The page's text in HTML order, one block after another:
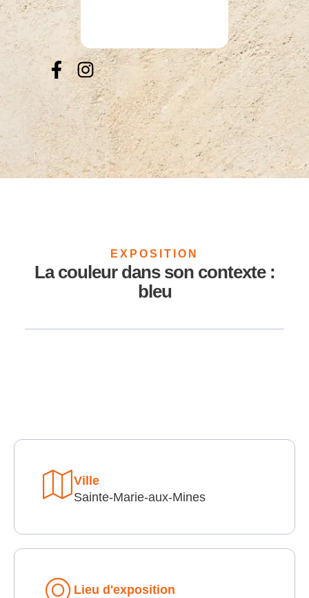
EXPOSITION
La couleur dans son contexte :
bleu
Ville
Sainte-Marie-aux-Mines
Lieu d'exposition